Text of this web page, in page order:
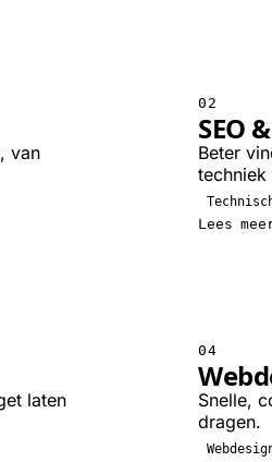
van
02
SEO
Beter
Lees
laten
04
Snelle,
dragen.